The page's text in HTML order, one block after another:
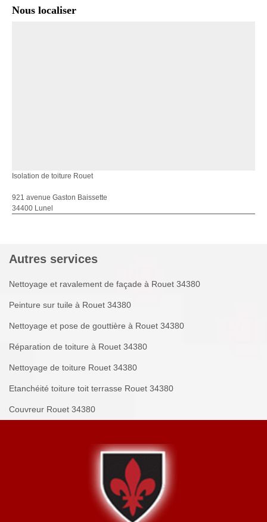
Nous localiser
Isolation de toiture Rouet
921 avenue Gaston Baissette
34400 Lunel
Autres services
Nettoyage et ravalement de façade à Rouet 34380
Peinture sur tuile à Rouet 34380
Nettoyage et pose de gouttière à Rouet 34380
Réparation de toiture à Rouet 34380
Nettoyage de toiture Rouet 34380
Etanchéité toiture toit terrasse Rouet 34380
Couvreur Rouet 34380